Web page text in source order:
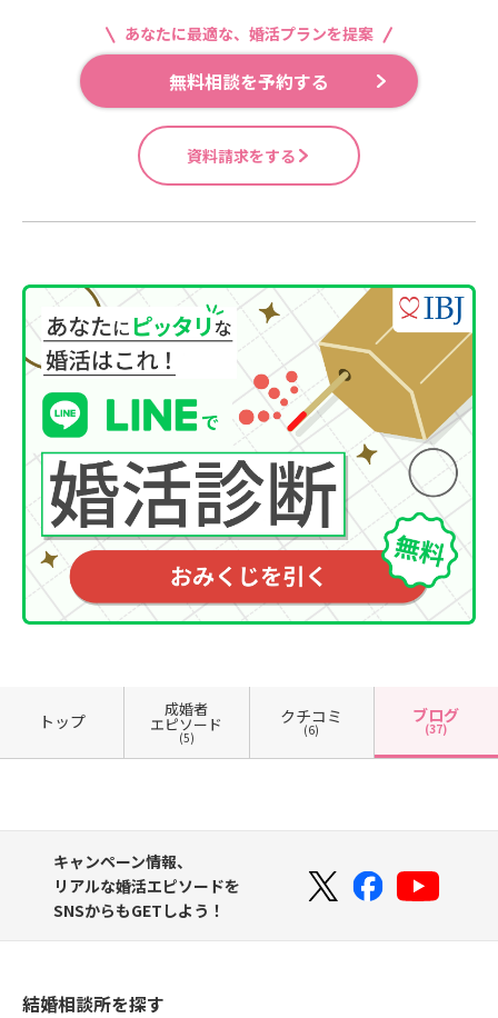
あなたに最適な、婚活プランを提案
無料相談を予約する
資料請求をする
トップ
成婚者
エピソード
(5)
クチコミ
(6)
ブログ
(37)
キャンペーン情報、
リアルな婚活エピソードを
SNSからもGETしよう！
結婚相談所を探す